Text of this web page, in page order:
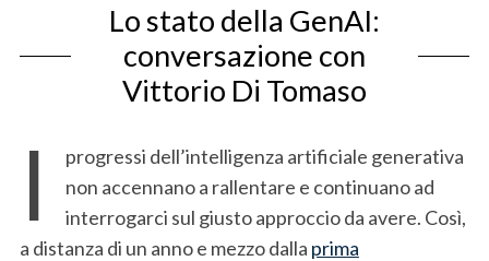
Lo stato della GenAI:
conversazione con
Vittorio Di Tomaso
I
progressi dell’intelligenza artificiale generativa
non accennano a rallentare e continuano ad
interrogarci sul giusto approccio da avere. Così,
a distanza di un anno e mezzo dalla prima